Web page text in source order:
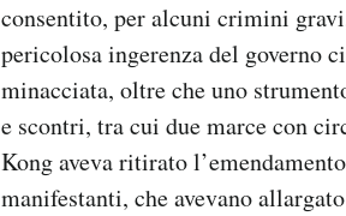
consentito, per alcuni crimini
pericolosa ingerenza del governo
minacciata, oltre che uno
e scontri, tra cui due marce con
Kong aveva ritirato
manifestanti, che avevano